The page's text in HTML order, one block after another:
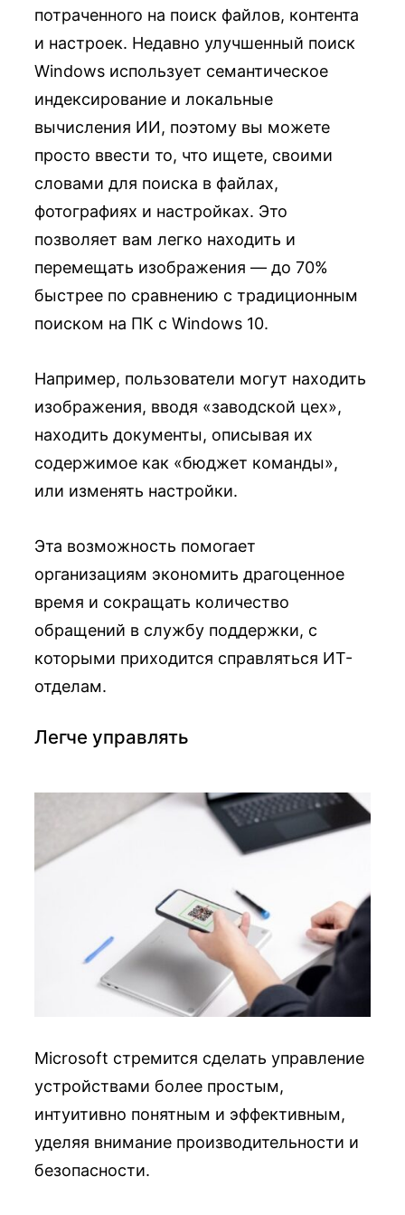
потраченного на поиск файлов, контента
и настроек. Недавно улучшенный поиск
Windows использует семантическое
индексирование и локальные
вычисления ИИ, поэтому вы можете
просто ввести то, что ищете, своими
словами для поиска в файлах,
фотографиях и настройках. Это
позволяет вам легко находить и
перемещать изображения — до 70%
быстрее по сравнению с традиционным
поиском на ПК с Windows 10.
Например, пользователи могут находить
изображения, вводя «заводской цех»,
находить документы, описывая их
содержимое как «бюджет команды»,
или изменять настройки.
Эта возможность помогает
организациям экономить драгоценное
время и сокращать количество
обращений в службу поддержки, с
которыми приходится справляться ИТ-
отделам.
Легче управлять
Microsoft стремится сделать управление
устройствами более простым,
интуитивно понятным и эффективным,
уделяя внимание производительности и
безопасности.